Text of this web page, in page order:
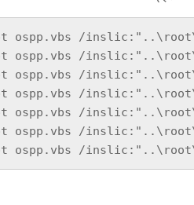
ospp.vbs /
ospp.vbs /
ospp.vbs /
ospp.vbs /
ospp.vbs /
ospp.vbs /
ospp.vbs /